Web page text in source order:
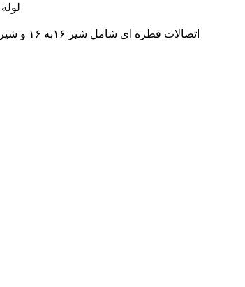
?لوله های نخدار از
?اتصالات قطره ای شامل شیر ۱۶به ۱۶ و شیر ۱۶ به تیپ و رابط ۱۶ به تیپ ک رابط تیپ به تیپ و واشر باز ۱۶ و واشر کور ۱۶ و انواع قطره چکان ؛پلی اتیلن و جوشی